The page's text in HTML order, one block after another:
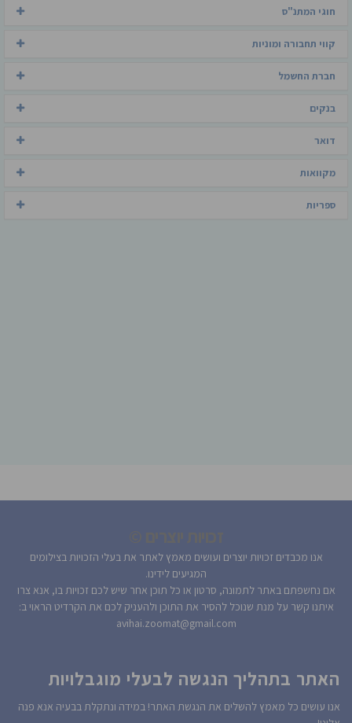
חוגי המתנ"ס
קווי תחבורה ומוניות
חברת החשמל
בנקים
דואר
מקוואות
ספריות
אנו מכבדים זכויות יוצרים ועושים מאמץ לאתר את בעלי הזכויות בצילומים
המגיעים לידינו.
אם נחשפתם באתר לתמונה, סרטון או כל תוכן אחר שיש לכם זכויות בו, אנא צרו
איתנו קשר על מנת שנוכל להסיר את התוכן ולהעניק לכם את הקרדיט הראוי ב:
avihai.zoomat@gmail.com
האתר בתהליך הנגשה לבעלי מוגבלויות
אנו עושים כל מאמץ להשלים את הנגשת האתר! במידה ונתקלת בבעיה אנא פנה